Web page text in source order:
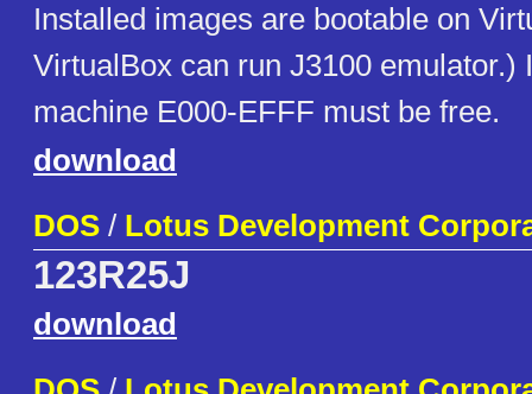
Installed images are bootable on
VirtualBox can run J3100 emulator.)
machine E000-EFFF must be free.
download
DOS / Lotus Development
123R25J
download